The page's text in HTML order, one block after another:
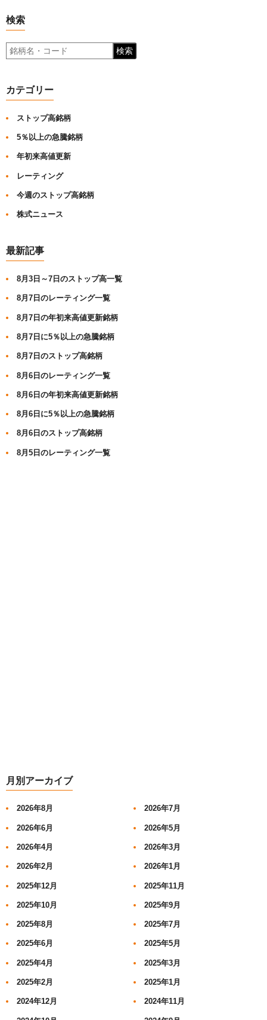
検索
検索
カテゴリー
ストップ高銘柄
5％以上の急騰銘柄
年初来高値更新
レーティング
今週のストップ高銘柄
株式ニュース
最新記事
8月3日～7日のストップ高一覧
8月7日のレーティング一覧
8月7日の年初来高値更新銘柄
8月7日に5％以上の急騰銘柄
8月7日のストップ高銘柄
8月6日のレーティング一覧
8月6日の年初来高値更新銘柄
8月6日に5％以上の急騰銘柄
8月6日のストップ高銘柄
8月5日のレーティング一覧
月別アーカイブ
2026年8月 2026年7月
2026年6月 2026年5月
2026年4月 2026年3月
2026年2月 2026年1月
2025年12月 2025年11月
2025年10月 2025年9月
2025年8月 2025年7月
2025年6月 2025年5月
2025年4月 2025年3月
2025年2月 2025年1月
2024年12月 2024年11月